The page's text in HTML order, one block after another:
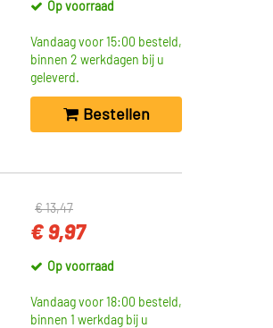
Op voorraad
Vandaag voor 15:00 besteld,
binnen 2 werkdagen bij u
geleverd.
Bestellen
€ 13,47
€ 9,97
Op voorraad
Vandaag voor 18:00 besteld,
binnen 1 werkdag bij u